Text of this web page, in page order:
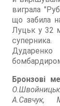
виграла
що забила
Луцьк у 32
Бронзові
А.Савчук,